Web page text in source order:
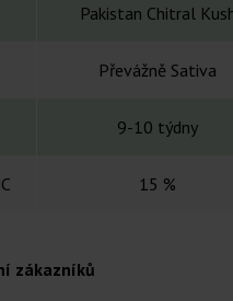
Pakistan Chitral
Převážně Sativa
9-10 týdny
15 %
zákazníků